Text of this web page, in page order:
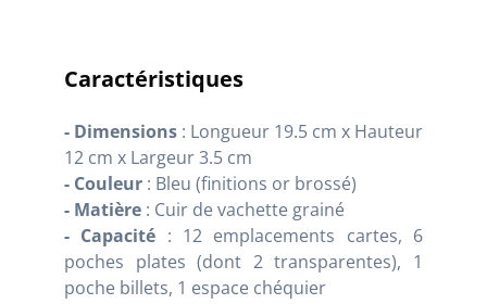
Caractéristiques
- Dimensions : Longueur 19.5 cm x Hauteur
12 cm x Largeur 3.5 cm
- Couleur : Bleu (finitions or brossé)
- Matière : Cuir de vachette grainé
- Capacité : 12 emplacements cartes, 6
poches plates (dont 2 transparentes), 1
poche billets, 1 espace chéquier